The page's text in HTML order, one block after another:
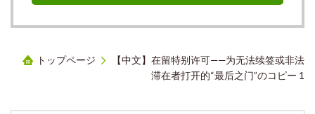
トップページ
【中文】在留特别许可——为无法续签或非法
滞在者打开的“最后之门”のコピー 1